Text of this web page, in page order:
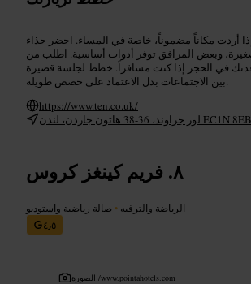
أردت مكاناً مضموناً، خاصة في المساء. احضر حذاء
وبعض المرافق توفر أدوات أساسية. اطلب من
في الحجز إذا كنت مسافراً. خطط لجلسة قصيرة
بين الاجتماعات بدل الاعتماد على حصص طويلة.
https://www.ten.co.uk/
فريم كينغز كروس
الرياضة والترفيه • صالة رياضية واستوديو
٤٫٥
الصورة /www.pointahotels.com